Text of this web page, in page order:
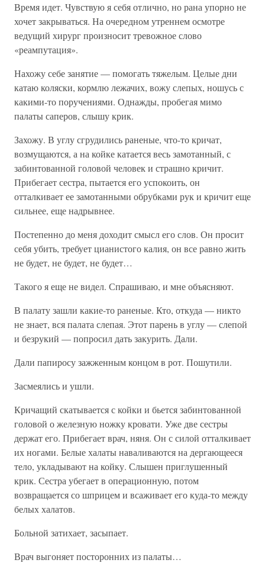
Время идет. Чувствую я себя отлично, но рана упорно не
хочет закрываться. На очередном утреннем осмотре
ведущий хирург произносит тревожное слово
«реампутация».
Нахожу себе занятие — помогать тяжелым. Целые дни
катаю коляски, кормлю лежачих, вожу слепых, ношусь с
какими-то поручениями. Однажды, пробегая мимо
палаты саперов, слышу крик.
Захожу. В углу сгрудились раненые, что-то кричат,
возмущаются, а на койке катается весь замотанный, с
забинтованной головой человек и страшно кричит.
Прибегает сестра, пытается его успокоить, он
отталкивает ее замотанными обрубками рук и кричит еще
сильнее, еще надрывнее.
Постепенно до меня доходит смысл его слов. Он просит
себя убить, требует цианистого калия, он все равно жить
не будет, не будет, не будет…
Такого я еще не видел. Спрашиваю, и мне объясняют.
В палату зашли какие-то раненые. Кто, откуда — никто
не знает, вся палата слепая. Этот парень в углу — слепой
и безрукий — попросил дать закурить. Дали.
Дали папиросу зажженным концом в рот. Пошутили.
Засмеялись и ушли.
Кричащий скатывается с койки и бьется забинтованной
головой о железную ножку кровати. Уже две сестры
держат его. Прибегает врач, няня. Он с силой отталкивает
их ногами. Белые халаты наваливаются на дергающееся
тело, укладывают на койку. Слышен приглушенный
крик. Сестра убегает в операционную, потом
возвращается со шприцем и всаживает его куда-то между
белых халатов.
Больной затихает, засыпает.
Врач выгоняет посторонних из палаты…